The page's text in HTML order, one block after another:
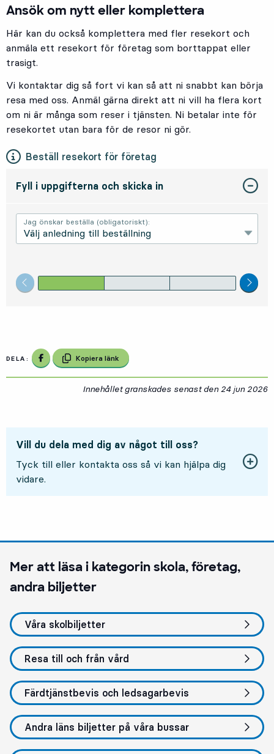
Ansök om nytt eller komplettera
Här kan du också komplettera med fler resekort och
anmäla ett resekort för företag som borttappat eller
trasigt.
Vi kontaktar dig så fort vi kan så att ni snabbt kan börja
resa med oss. Anmäl gärna direkt att ni vill ha flera kort
om ni är många som reser i tjänsten. Ni betalar inte för
resekortet utan bara för de resor ni gör.
Beställ resekort för företag
Fyll i uppgifterna och skicka in
Jag önskar beställa (obligatoriskt):
Föregående steg
DELA: Dela på Facebook
Kopiera länk
Innehållet granskades senast den 24 jun 2026
Vill du dela med dig av något till oss?
Tyck till eller kontakta oss så vi kan hjälpa dig
vidare.
Mer att läsa i kategorinskola, företag,
andra biljetter
Våra skolbiljetter
Resa till och från vård
Färdtjänstbevis och ledsagarbevis
Andra läns biljetter på våra bussar